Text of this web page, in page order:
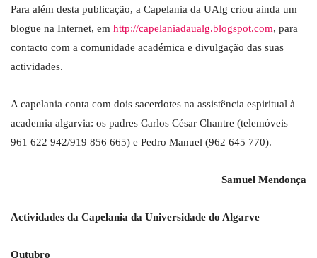
Para além desta publicação, a Capelania da UAlg criou ainda um
blogue na Internet, em http://capelaniadaualg.blogspot.com, para
contacto com a comunidade académica e divulgação das suas
actividades.
A capelania conta com dois sacerdotes na assistência espiritual à
academia algarvia: os padres Carlos César Chantre (telemóveis
961 622 942/919 856 665) e Pedro Manuel (962 645 770).
Samuel Mendonça
Actividades da Capelania da Universidade do Algarve
Outubro